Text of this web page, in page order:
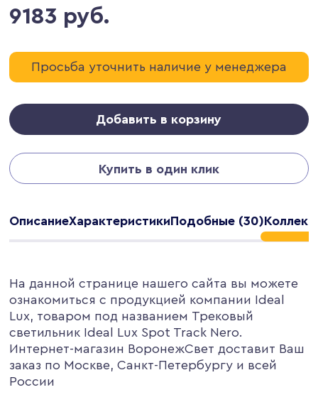
9183 руб.
Просьба уточнить наличие у менеджера
Добавить в корзину
Купить в один клик
ОписаниеХарактеристикиПодобные (30)
На данной странице нашего сайта вы можете
ознакомиться с продукцией компании Ideal
Lux, товаром под названием Трековый
светильник Ideal Lux Spot Track Nero.
Интернет-магазин ВоронежСвет доставит Ваш
заказ по Москве, Санкт-Петербургу и всей
России